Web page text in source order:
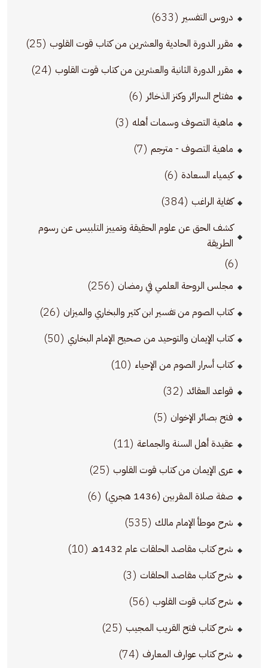
دروس التفسير (633)
مقرر الدورة الحادية والعشرين من كتاب قوت القلوب (25)
مقرر الدورة الثانية والعشرين من كتاب قوت القلوب (24)
مفتاح السرائر وكنز الذخائر (6)
ماهية التصوف وسمات أهله (3)
ماهية التصوف - مترجم (7)
كيمياء السعادة (6)
كفاية الراغب (384)
كشف الحق عن علوم الحقيقة وتمييز التلبيس عن رسوم
الطريقة
(6)
مجلس الروحة العلمي في رمضان (256)
كتاب الصوم من تفسير ابن كثير والبخاري والميزان (26)
كتاب الإيمان والتوحيد من صحيح الإمام البخاري (50)
كتاب أسرار الصوم من الإحياء (10)
قواعد العقائد (32)
فتح بصائر الإخوان (5)
عقيدة أهل السنة والجماعة (11)
عرى الإيمان من كتاب قوت القلوب (25)
صفة صلاة المقربين (1436 هجري) (6)
شرح موطأ الإمام مالك (535)
شرح كتاب مقاصد الحلقات عام 1432هـ (10)
شرح كتاب مقاصد الحلقات (3)
شرح كتاب قوت القلوب (56)
شرح كتاب فتح القريب المجيب (25)
شرح كتاب عوارف المعارف (74)